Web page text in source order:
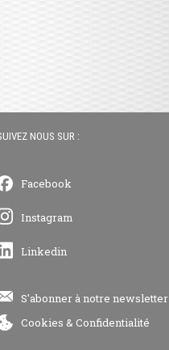
NOUS SUR :
Facebook
Instagram
Linkedin
S'abonner à notre newsletter
Cookies & Confidentialité